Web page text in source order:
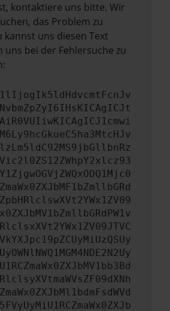
kontaktiere uns bitte. Wir
das Problem zu
kannst uns diesen Text
uns bei der Fehlersuche zu